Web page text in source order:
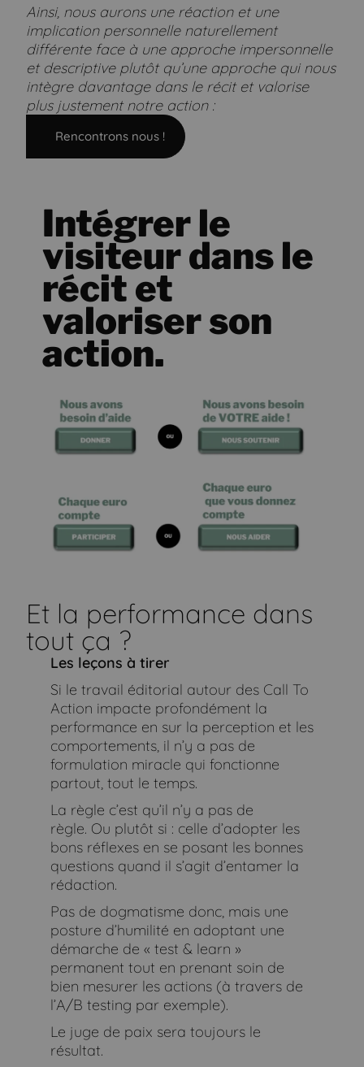
Ainsi, nous aurons une réaction et une
implication personnelle naturellement
différente face à une approche impersonnelle
et descriptive plutôt qu’une approche qui nous
intègre davantage dans le récit et valorise
plus justement notre action :
Rencontrons nous !
Intégrer le
visiteur dans le
récit et
valoriser son
action.
Et la performance dans
tout ça ?
Les leçons à tirer
Si le travail éditorial autour des Call To
Action impacte profondément la
performance en sur la perception et les
comportements, il n’y a pas de
formulation miracle qui fonctionne
partout, tout le temps.
La règle c’est qu’il n’y a pas de
règle. Ou plutôt si : celle d’adopter les
bons réflexes en se posant les bonnes
questions quand il s’agit d’entamer la
rédaction.
Pas de dogmatisme donc, mais une
posture d’humilité en adoptant une
démarche de « test & learn »
permanent tout en prenant soin de
bien mesurer les actions (à travers de
l’A/B testing par exemple).
Le juge de paix sera toujours le
résultat.